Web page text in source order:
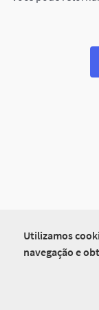
Utilizamos
navegação e